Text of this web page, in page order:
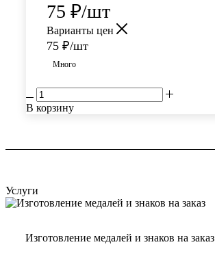
75 ₽/шт
Варианты цен
75 ₽/шт
Много
В корзину
Услуги
Изготовление медалей и знаков на заказ